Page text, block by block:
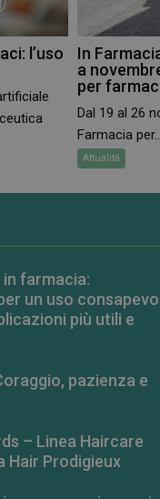
l’uso
In
a
per
Dal 19 al 26
Farmacia
Attualità
farmacia:
un uso
più utili e
pazienza e
– Linea Haircare
Hair Prodigieux
CookieScriptConsent
NOME
YSC
VISITOR_INFO1_LIVE
__Secure-YNID